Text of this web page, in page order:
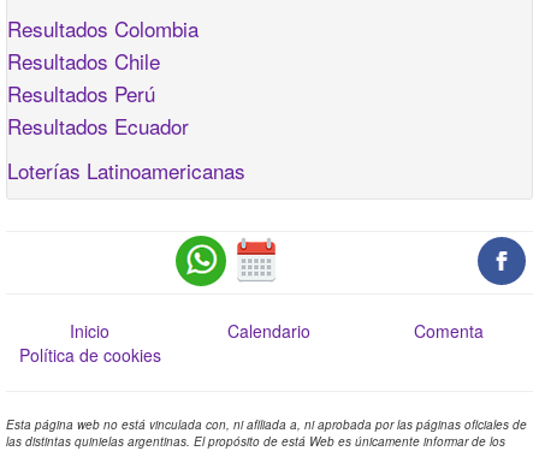
Resultados Colombia
Resultados Chile
Resultados Perú
Resultados Ecuador
Loterías Latinoamericanas
Inicio Calendario
Comenta
Política de cookies
Esta página web no está vinculada con, ni afiliada a, ni aprobada por las páginas oficiales de
las distintas quinielas argentinas. El propósito de está Web es únicamente informar de los